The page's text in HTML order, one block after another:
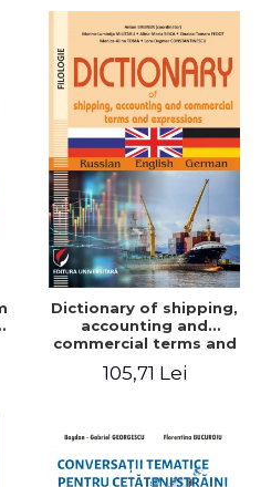
Dictionary of shipping,
accounting and
commercial terms and
English-German
105,71 Lei